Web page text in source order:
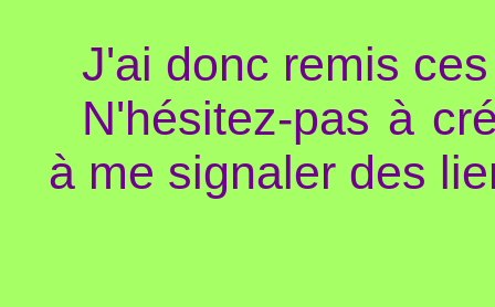
J'ai donc remis
N'hésitez-pas à
à me signaler des